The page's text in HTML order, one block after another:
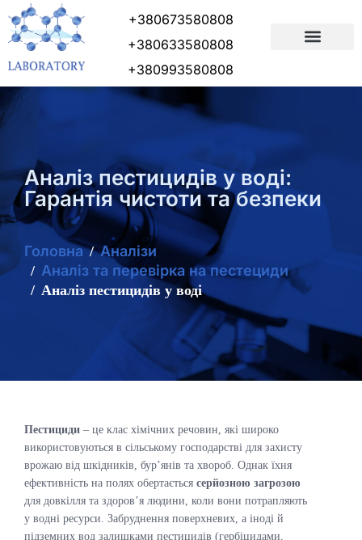
+380673580808
+380633580808
+380993580808
Аналіз пестицидів у воді:
Гарантія чистоти та безпеки
Головна
Аналізи
Аналіз та перевірка на пестециди
Аналіз пестицидів у воді
Пестициди – це клас хімічних речовин, які широко
використовуються в сільському господарстві для захисту
врожаю від шкідників, бур’янів та хвороб. Однак їхня
ефективність на полях обертається серйозною загрозою
для довкілля та здоров’я людини, коли вони потрапляють
у водні ресурси. Забруднення поверхневих, а іноді й
підземних вод залишками пестицидів (гербіцидами,